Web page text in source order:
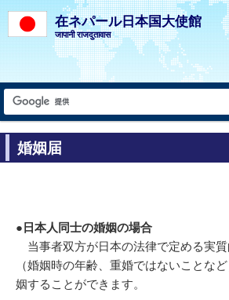
在ネパール日本国大使館
जापानी राजदुतावास
婚姻届
●日本人同士の婚姻の場合
当事者双方が日本の法律で定める実
（婚姻時の年齢、重婚ではないことな
姻することができます。